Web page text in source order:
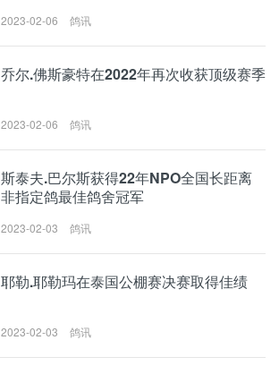
2023-02-06 鸽讯
乔尔.佛斯豪特在2022年再次收获顶级赛季
2023-02-06 鸽讯
斯泰夫.巴尔斯获得22年NPO全国长距离
非指定鸽最佳鸽舍冠军
2023-02-03 鸽讯
耶勒.耶勒玛在泰国公棚赛决赛取得佳绩
2023-02-03 鸽讯